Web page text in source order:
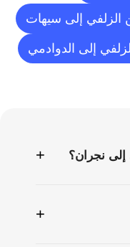
الزلفي إلى سيهات
إلى الدوادمي
نجران؟ +
+